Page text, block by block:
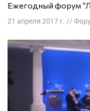
Ежегодный форум
21 апреля 2017 г. //